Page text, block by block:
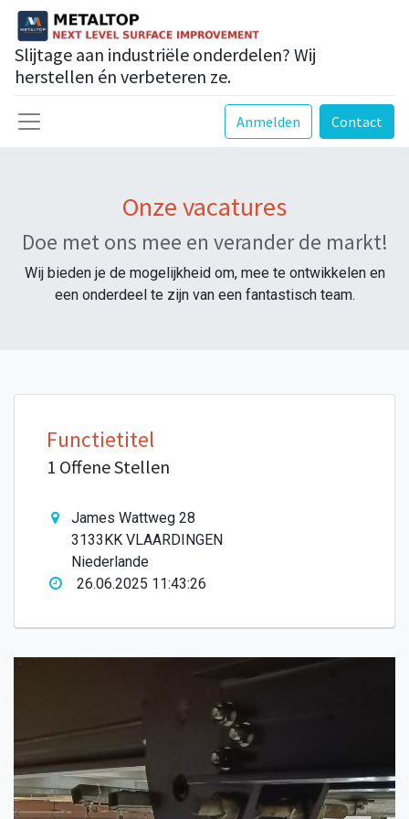
Slijtage aan industriële onderdelen? Wij
herstellen én verbeteren ze.
Anmelden Contact
Onze vacatures
Doe met ons mee en verander de markt!
Wij bieden je de mogelijkheid om, mee te ontwikkelen en
een onderdeel te zijn van een fantastisch team.
Functietitel
1 Offene Stellen
James Wattweg 28
3133KK VLAARDINGEN
Niederlande
26.06.2025 11:43:26